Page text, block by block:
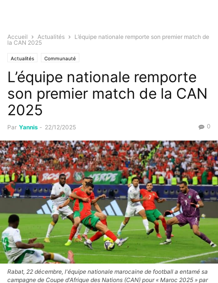
Accueil Actualités
L’équipe nationale remporte son premier match de
la CAN 2025
Actualités Communauté
L’équipe nationale remporte
son premier match de la CAN
2025
Par Yannis - 22/12/2025 0
Rabat, 22 décembre, l'équipe nationale marocaine de football a entamé sa
campagne de Coupe d'Afrique des Nations (CAN) pour « Maroc 2025 » par